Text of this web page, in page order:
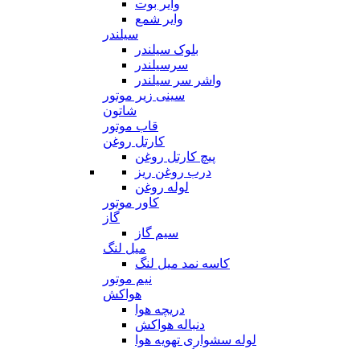
وایر بوت
وایر شمع
سیلندر
بلوک سیلندر
سرسیلندر
واشر سر سیلندر
سینی زیر موتور
شاتون
قاب موتور
کارتل روغن
پیچ کارتل روغن
درب روغن ریز
لوله روغن
کاور موتور
گاز
سیم گاز
میل لنگ
کاسه نمد میل لنگ
نیم موتور
هواکش
دریچه هوا
دنباله هواکش
لوله سشواری تهویه هوا